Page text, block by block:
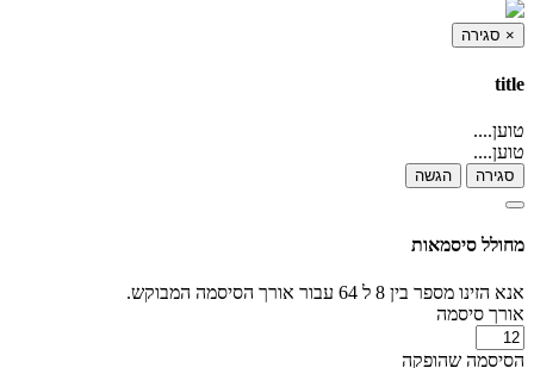
× סגירה
title
טוען....
טוען....
סגירה הגשה
מחולל סיסמאות
אנא הזינו מספר בין 8 ל 64 עבור אורך הסיסמה המבוקש.
אורך סיסמה
הסיסמה שהופקה